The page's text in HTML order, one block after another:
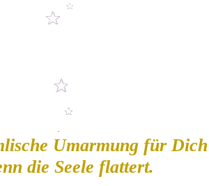
.
Umarmung für Dich
die Seele flattert.